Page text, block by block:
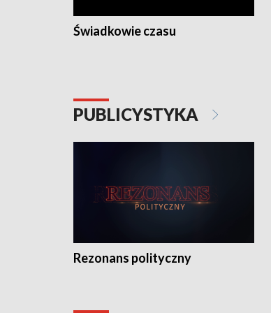
Świadkowie czasu
PUBLICYSTYKA
Rezonans polityczny